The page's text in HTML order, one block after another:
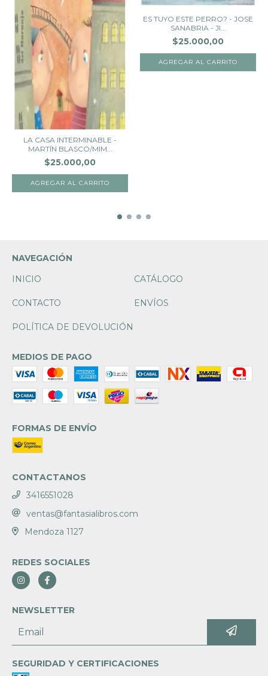
LA CASA INTERMINABLE -
MARTÍN BLASCO/MIM...
$25.000,00
ES TUYO ESTE PERRO? - JOSE
SANABRIA - JI...
$25.000,00
NAVEGACIÓN
INICIO
CATÁLOGO
CONTACTO ENVÍOS
POLÍTICA DE DEVOLUCIÓN
MEDIOS DE PAGO
FORMAS DE ENVÍO
CONTACTANOS
3416551028
ventas@fantasialibros.com
Mendoza 1127
REDES SOCIALES
NEWSLETTER
SEGURIDAD Y CERTIFICACIONES